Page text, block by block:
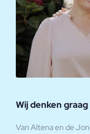
Wij denken
Van Altena en de